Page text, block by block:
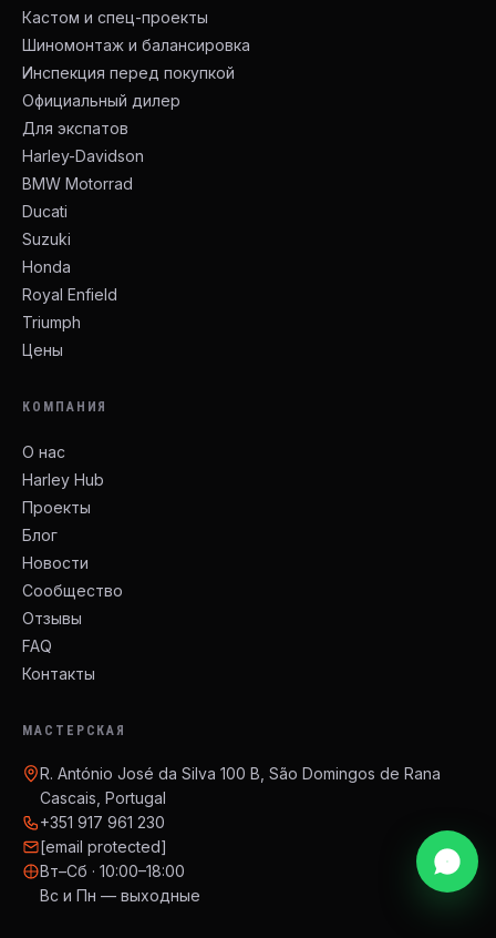
Кастом и спец-проекты
Шиномонтаж и балансировка
Инспекция перед покупкой
Официальный дилер
Для экспатов
Harley-Davidson
BMW Motorrad
Ducati
Suzuki
Honda
Royal Enfield
Triumph
Цены
КОМПАНИЯ
О нас
Harley Hub
Проекты
Блог
Новости
Сообщество
Отзывы
FAQ
Контакты
МАСТЕРСКАЯ
R. António José da Silva 100 B, São Domingos de Rana
Cascais, Portugal
+351 917 961 230
[email protected]
Вт–Сб · 10:00–18:00
Вс и Пн — выходные